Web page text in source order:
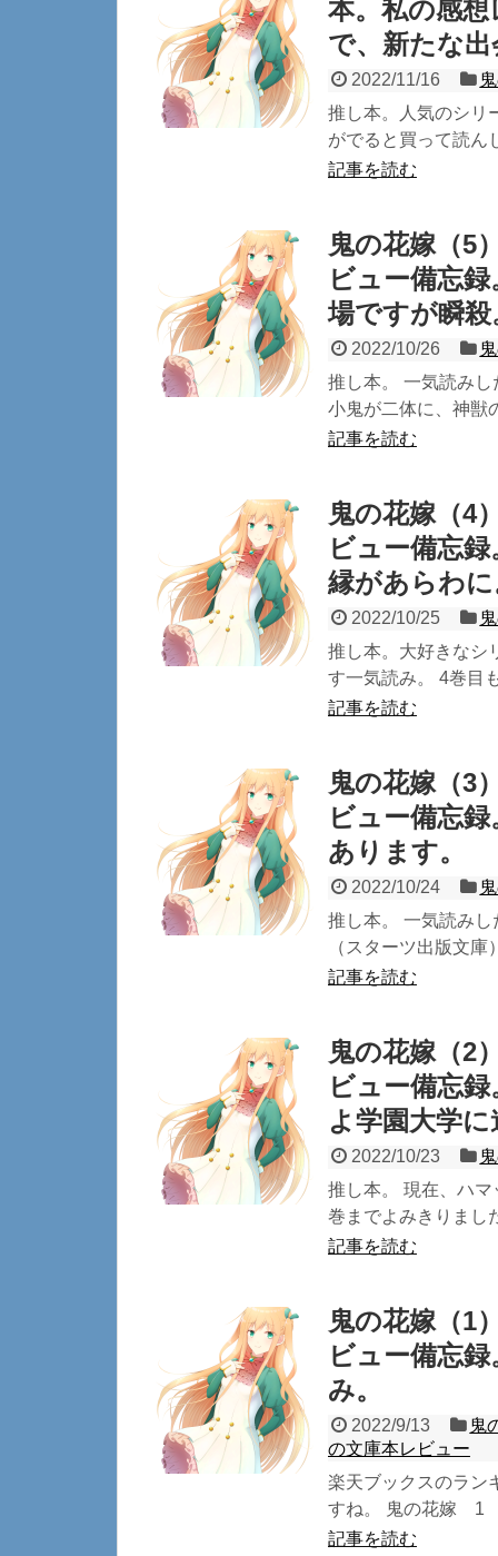
本。私の感
で、新たな
2022/11/16
推し本。人気のシリ
がでると買って読ん
記事を読む
鬼の花嫁（
ビュー備忘
場ですが瞬殺
2022/10/26
推し本。 一気読み
小鬼が二体に、神獣
記事を読む
鬼の花嫁（
ビュー備忘
縁があらわ
2022/10/25
推し本。大好きなシ
す一気読み。 4巻目
記事を読む
鬼の花嫁（
ビュー備忘
あります。
2022/10/24
推し本。 一気読み
（スターツ出版文
記事を読む
鬼の花嫁（
ビュー備忘
よ学園大学
2022/10/23
推し本。 現在、ハ
巻までよみきりまし
記事を読む
鬼の花嫁（
ビュー備忘
み。
2022/9/13
鬼
の文庫本レビュー
楽天ブックスのラン
すね。 鬼の花嫁 1
記事を読む